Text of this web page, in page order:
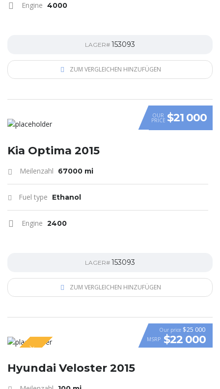
Engine 4000
LAGER# 153093
ZUM VERGLEICHEN HINZUFÜGEN
OUR
PRICE $21 000
Kia Optima 2015
Meilenzahl 67000 mi
Fuel type Ethanol
Engine 2400
LAGER# 153093
ZUM VERGLEICHEN HINZUFÜGEN
VIDEO
SPECIAL
Our price $25 000
MSRP $22 000
Hyundai Veloster 2015